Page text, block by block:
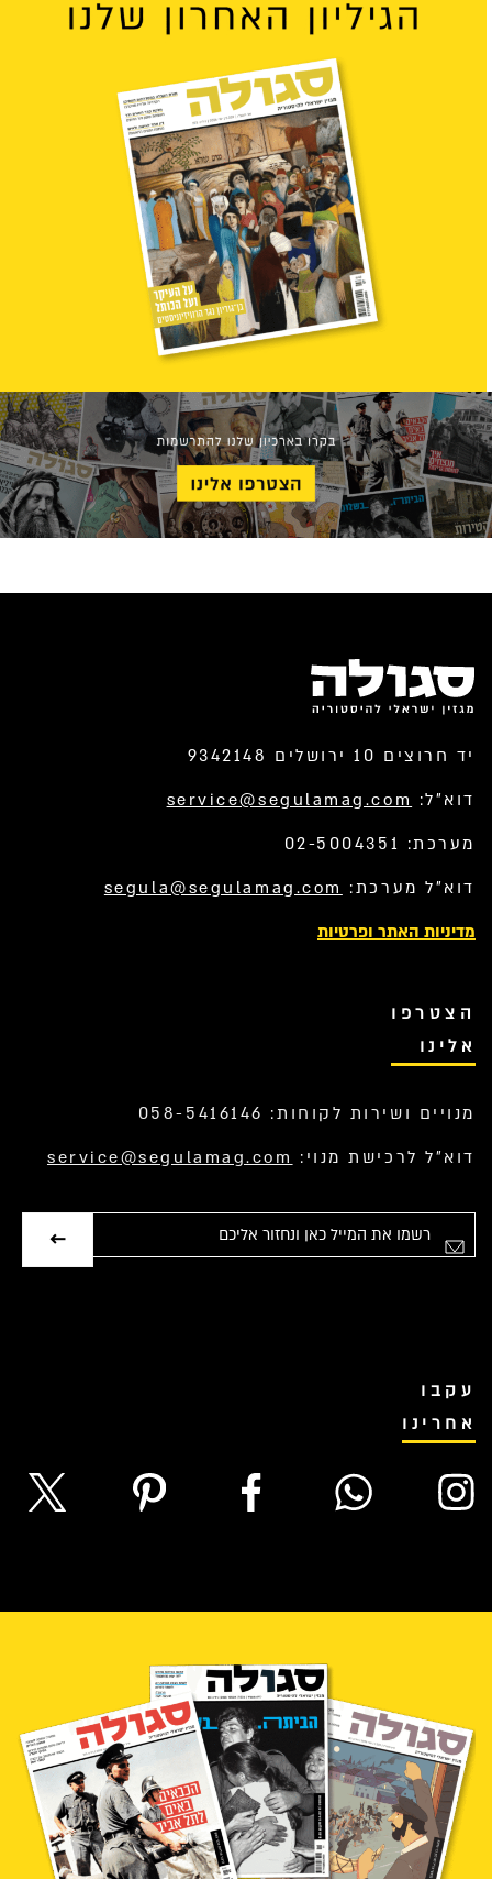
יד חרוצים 10 ירושלים 9342148
דוא”ל: service@segulamag.com
מערכת: 02-5004351
דוא”ל מערכת: segula@segulamag.com
מדיניות האתר ופרטיות
הצטרפו
אלינו
מנויים ושירות לקוחות: 058-5416146
דוא”ל לרכישת מנוי: service@segulamag.com
עקבו
אחרינו